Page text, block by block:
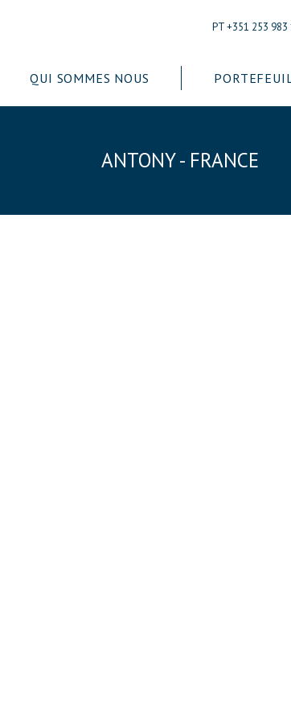
PT +351 253 983
QUI SOMMES NOUS
ANTONY - FRANCE